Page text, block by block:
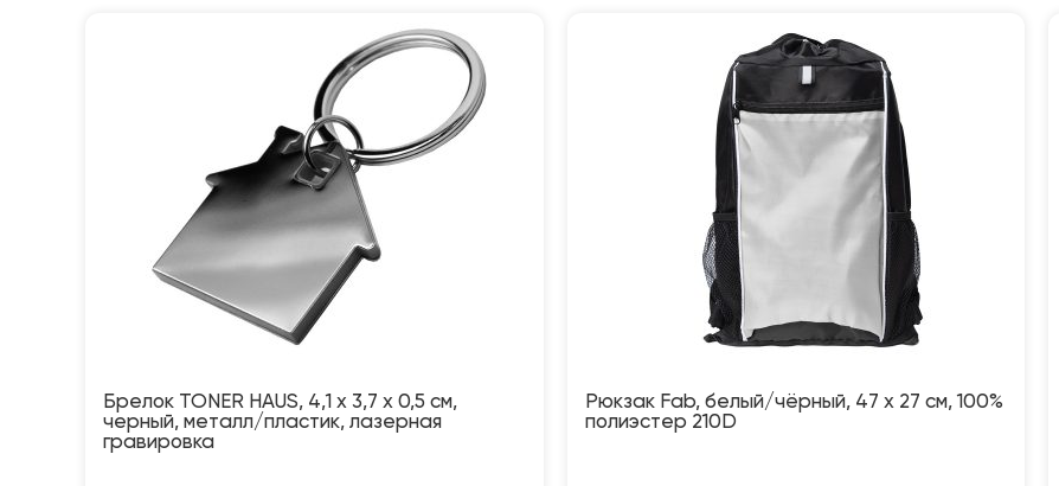
Брелок TONER HAUS, 4,1 x 3,7 x 0,5 см,
черный, металл/пластик, лазерная
гравировка
Рюкзак Fab, белый/чёрный, 47 x 27 см, 100%
полиэстер 210D